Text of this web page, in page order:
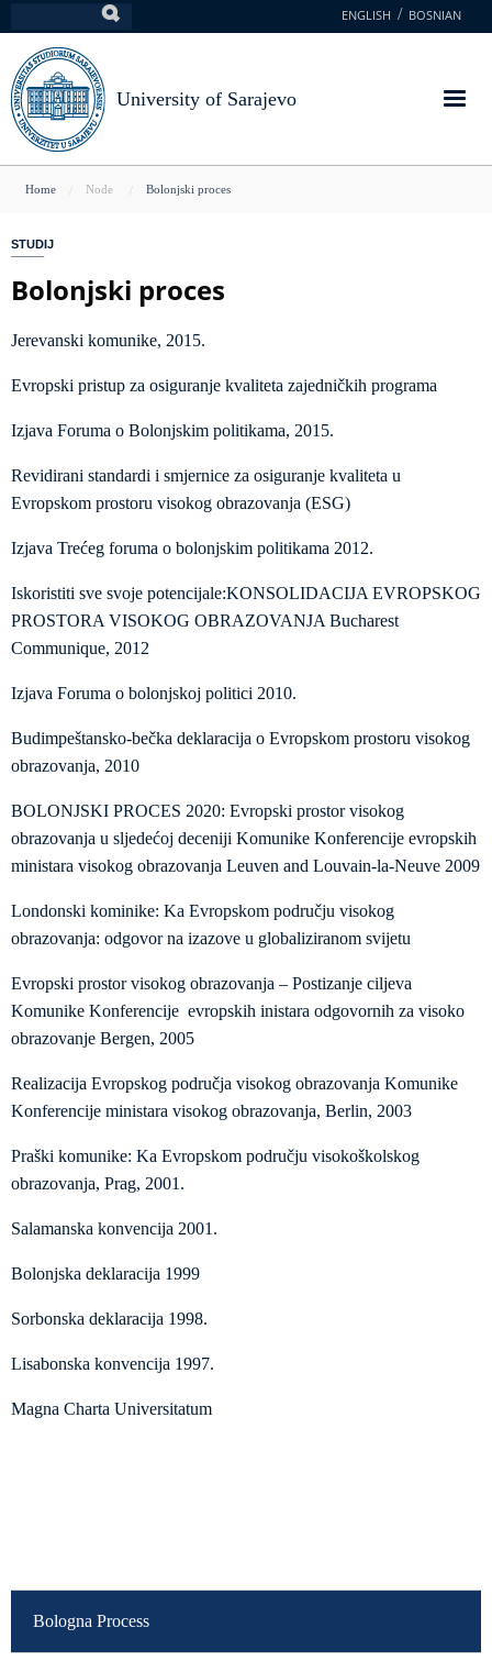
to
main
content
ENGLISH BOSNIAN
University of Sarajevo
You
here
Home Node Bolonjski proces
STUDIJ
Bolonjski proces
Jerevanski komunike, 2015.
Evropski pristup za osiguranje kvaliteta zajedničkih programa
Izjava Foruma o Bolonjskim politikama, 2015.
Revidirani standardi i smjernice za osiguranje kvaliteta u
Evropskom prostoru visokog obrazovanja (ESG)
Izjava Trećeg foruma o bolonjskim politikama 2012.
Iskoristiti sve svoje potencijale:KONSOLIDACIJA EVROPSKOG
PROSTORA VISOKOG OBRAZOVANJA Bucharest
Communique, 2012
Izjava Foruma o bolonjskoj politici 2010.
Budimpeštansko-bečka deklaracija o Evropskom prostoru visokog
obrazovanja, 2010
BOLONJSKI PROCES 2020: Evropski prostor visokog
obrazovanja u sljedećoj deceniji Komunike Konferencije evropskih
ministara visokog obrazovanja Leuven and Louvain-la-Neuve 2009
Londonski kominike: Ka Evropskom području visokog
obrazovanja: odgovor na izazove u globaliziranom svijetu
Evropski prostor visokog obrazovanja – Postizanje ciljeva
Komunike Konferencije evropskih inistara odgovornih za visoko
obrazovanje Bergen, 2005
Realizacija Evropskog područja visokog obrazovanja Komunike
Konferencije ministara visokog obrazovanja, Berlin, 2003
Praški komunike: Ka Evropskom području visokoškolskog
obrazovanja, Prag, 2001.
Salamanska konvencija 2001.
Bolonjska deklaracija 1999
Sorbonska deklaracija 1998.
Lisabonska konvencija 1997.
Magna Charta Universitatum
Bologna Process